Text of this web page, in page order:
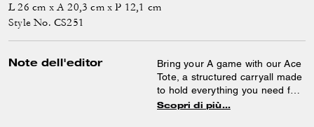
L 26 cm x A 20,3 cm x P 12,1 cm
Style No. CS251
Note dell'editor
Bring your A game with our Ace
Tote, a structured carryall made
to hold everything you need for
your busy life. This lightweight
Scopri di più…